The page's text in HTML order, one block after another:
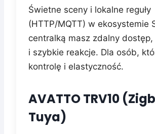
Świetne sceny i lokalne reguły
(HTTP/MQTT) w ekosystemie
centralką masz zdalny
i szybkie reakcje. Dla osób,
kontrolę i elastyczność.
AVATTO TRV10
Tuya)